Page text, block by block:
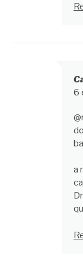
6
a